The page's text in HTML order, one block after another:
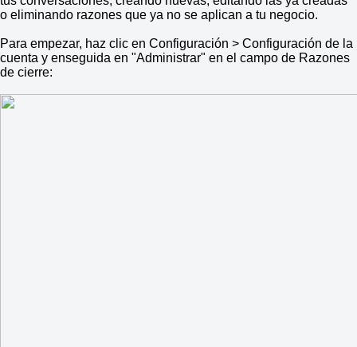
o eliminando razones que ya no se aplican a tu negocio.
Para empezar, haz clic en Configuración > Configuración de la
cuenta y enseguida en "Administrar" en el campo de Razones
de cierre: